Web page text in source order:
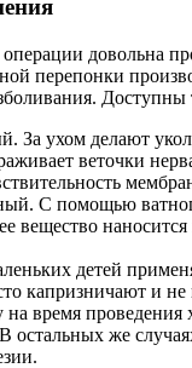
довольна
перепонки
Доступны
За ухом делают
веточки
С помощью
вещество наносится
детей
капризничают и
на время проведения
остальных же